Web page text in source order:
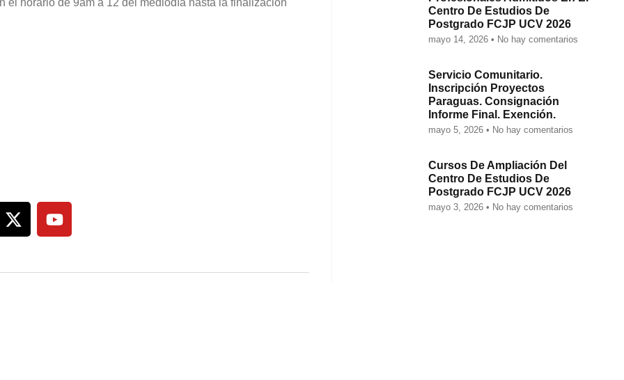
Centro De Estudios De
Postgrado FCJP UCV 2026
mayo 14, 2026 No hay comentarios
Servicio Comunitario.
Inscripción Proyectos
Paraguas. Consignación
Informe Final. Exención.
mayo 5, 2026 No hay comentarios
Cursos De Ampliación Del
Centro De Estudios De
Postgrado FCJP UCV 2026
mayo 3, 2026 No hay comentarios